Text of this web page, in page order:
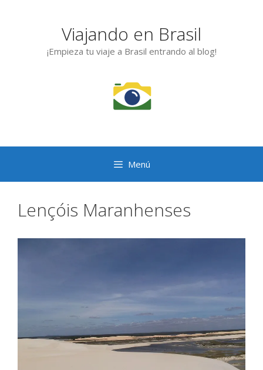
Viajando en Brasil
¡Empieza tu viaje a Brasil entrando al blog!
Menú
Lençóis Maranhenses